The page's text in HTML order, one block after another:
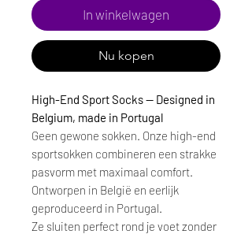
In winkelwagen
Nu kopen
High-End Sport Socks — Designed in
Belgium, made in Portugal
Geen gewone sokken. Onze high-end
sportsokken combineren een strakke
pasvorm met maximaal comfort.
Ontworpen in België en eerlijk
geproduceerd in Portugal.
Ze sluiten perfect rond je voet zonder